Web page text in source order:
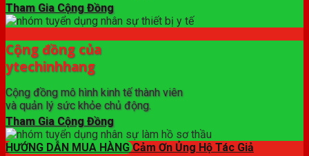
Tham Gia Cộng Đồng
Cộng đồng của
ytechinhhang
Cộng đồng mô hình kinh tế thành viên
và quản lý sức khỏe chủ động.
Tham Gia Cộng Đồng
HƯỚNG DẪN MUA HÀNG Cảm Ơn Ủng Hộ Tác Giả